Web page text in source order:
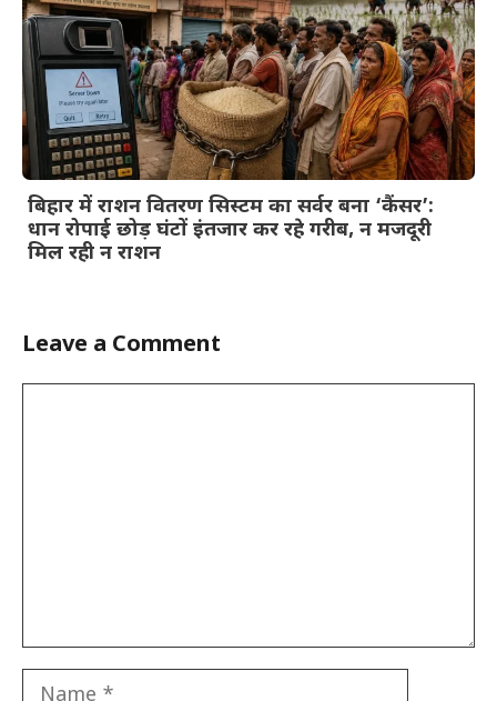
बिहार में राशन वितरण सिस्टम का सर्वर बना ‘कैंसर’:
धान रोपाई छोड़ घंटों इंतजार कर रहे गरीब, न मजदूरी
मिल रही न राशन
Leave a Comment
Name